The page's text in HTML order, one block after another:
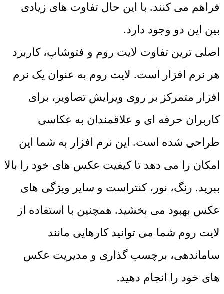
فراهم می کنند. با این حال تفاوت های زیادی
بین این دو وجود دارد.
اصلی ترین تفاوت لایت روم و فتوشاپ، کاربرد
هر نرم افزار است. لایت روم به عنوان یک نرم
افزار متمرکز بر روی ویرایش تصاویر، برای
کاربران حرفه ای و علاقمندان به عکاسی
طراحی شده است. این نرم افزار به شما این
امکان را می دهد تا کیفیت عکس های خود را بالا
ببرید. رنگ، نور، کنتراست و سایر ویژگی های
عکس بهبود می بخشید. همچنین با استفاده از
لایت روم شما می توانید کارهایی مانند
ساماندهی، برچسب گذاری و مدیریت عکس
های خود را انجام دهید.